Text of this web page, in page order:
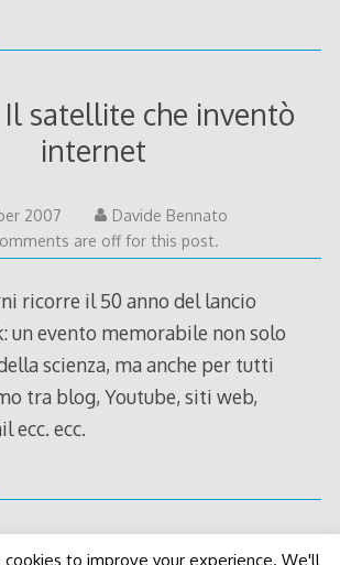
Il satellite che inventò
internet
2007
October
2007
Davide Bennato
are off for this post.
ricorre il 50 anno del lancio
un evento memorabile non solo
scienza, ma anche per tutti
tra blog, Youtube, siti web,
ecc. ecc.
cookies to improve your experience. We'll